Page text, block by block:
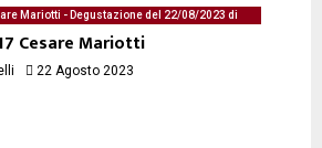
Mariotti - Degustazione del 22/08/2023 di
Cesare Mariotti
22 Agosto 2023